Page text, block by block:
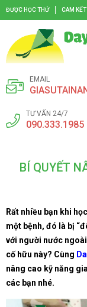
ĐƯỢC HỌC THỬ CAM
EMAIL
TƯ VẤN 24/7
BÍ QUYẾT
Rất nhiều bạn khi
một bệnh, đó là bị
với người nước
cố hữu này? Cùng
nâng cao kỹ năng
các bạn nhé.